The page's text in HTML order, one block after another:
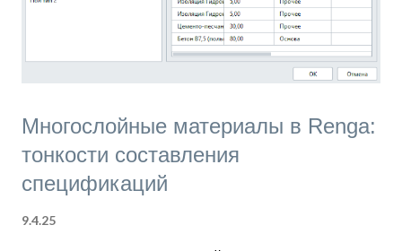
категории. Для всех деталей и аксессуаров, кото...
Многослойные материалы в Renga:
тонкости составления
спецификаций
9.4.25